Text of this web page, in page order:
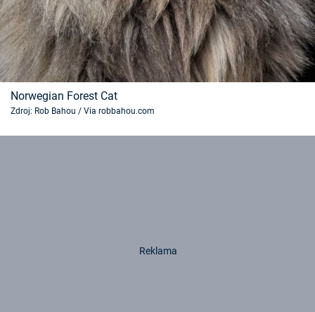
Norwegian Forest Cat
Zdroj: Rob Bahou / Via robbahou.com